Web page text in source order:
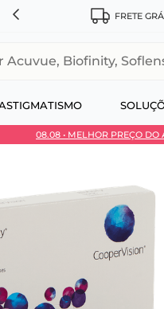
FRETE
Biofinity, Soflens...
08.08 • MELHOR PREÇO DO
extra no Pix